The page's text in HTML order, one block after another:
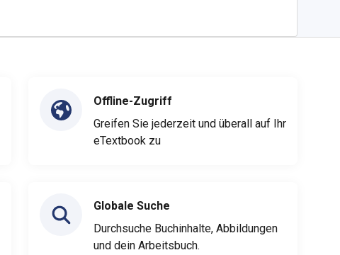
Offline-Zugriff
Greifen Sie jederzeit und überall auf Ihr
eTextbook zu
Globale Suche
Durchsuche Buchinhalte, Abbildungen
und dein Arbeitsbuch.